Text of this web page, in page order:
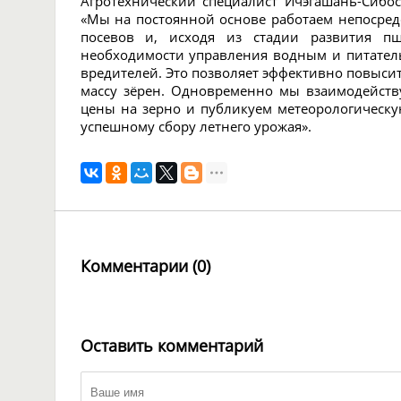
«Мы на постоянной основе работаем
посевов и, исходя из стадии развития
необходимости управления водным и
вредителей. Это позволяет эффективно
массу зёрен. Одновременно мы
цены на зерно и публикуем
успешному сбору летнего урожая».
Комментарии (0)
Оставить комментарий